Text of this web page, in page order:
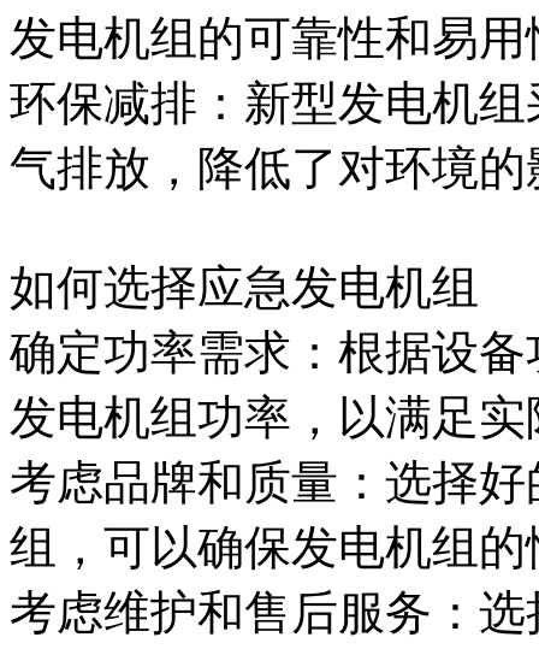
发电机组的可靠性和易用
环保减排：新型发电机
气排放，降低了对环境的
如何选择应急发电机组
确定功率需求：根据设
发电机组功率，以满足
考虑品牌和质量：选择
组，可以确保发电机组
考虑维护和售后服务：